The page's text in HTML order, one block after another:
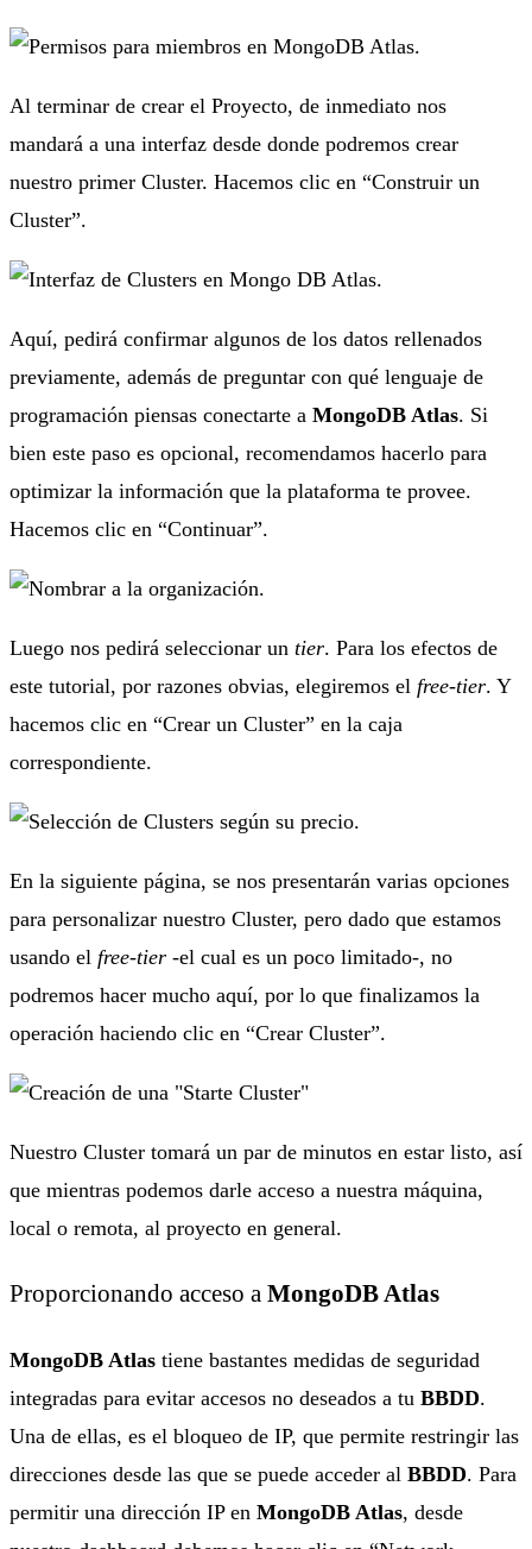
Al terminar de crear el Proyecto, de inmediato nos
mandará a una interfaz desde donde podremos crear
nuestro primer Cluster. Hacemos clic en “Construir un
Cluster”.
Aquí, pedirá confirmar algunos de los datos rellenados
previamente, además de preguntar con qué lenguaje de
programación piensas conectarte a MongoDB Atlas. Si
bien este paso es opcional, recomendamos hacerlo para
optimizar la información que la plataforma te provee.
Hacemos clic en “Continuar”.
Luego nos pedirá seleccionar un tier. Para los efectos de
este tutorial, por razones obvias, elegiremos el free-tier. Y
hacemos clic en “Crear un Cluster” en la caja
correspondiente.
En la siguiente página, se nos presentarán varias opciones
para personalizar nuestro Cluster, pero dado que estamos
usando el free-tier -el cual es un poco limitado-, no
podremos hacer mucho aquí, por lo que finalizamos la
operación haciendo clic en “Crear Cluster”.
Nuestro Cluster tomará un par de minutos en estar listo, así
que mientras podemos darle acceso a nuestra máquina,
local o remota, al proyecto en general.
Proporcionando acceso a MongoDB Atlas
MongoDB Atlas tiene bastantes medidas de seguridad
integradas para evitar accesos no deseados a tu BBDD.
Una de ellas, es el bloqueo de IP, que permite restringir las
direcciones desde las que se puede acceder al BBDD. Para
permitir una dirección IP en MongoDB Atlas, desde